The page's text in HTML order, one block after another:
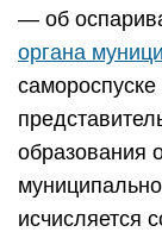
— об
органа
образования
исчисляется